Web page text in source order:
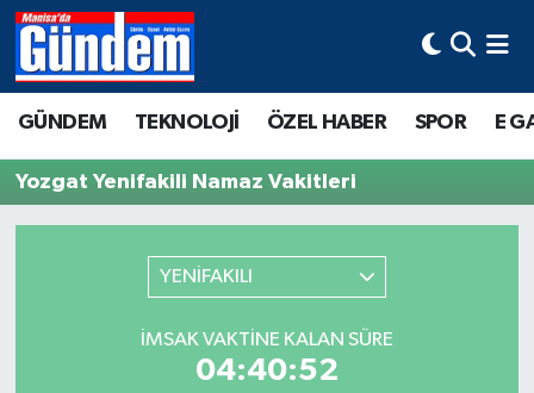
GÜNDEM TEKNOLOJİ ÖZEL HABER SPOR E
Yozgat Yenifakili Namaz Vakitleri
YENİFAKILI
İMSAK VAKTINE KALAN SÜRE
04:40:52
Manisa Hava Durumu
Süper Lig Puan Durumu ve Fikstür
Tüm Manşetler
Son Dakika Haberleri